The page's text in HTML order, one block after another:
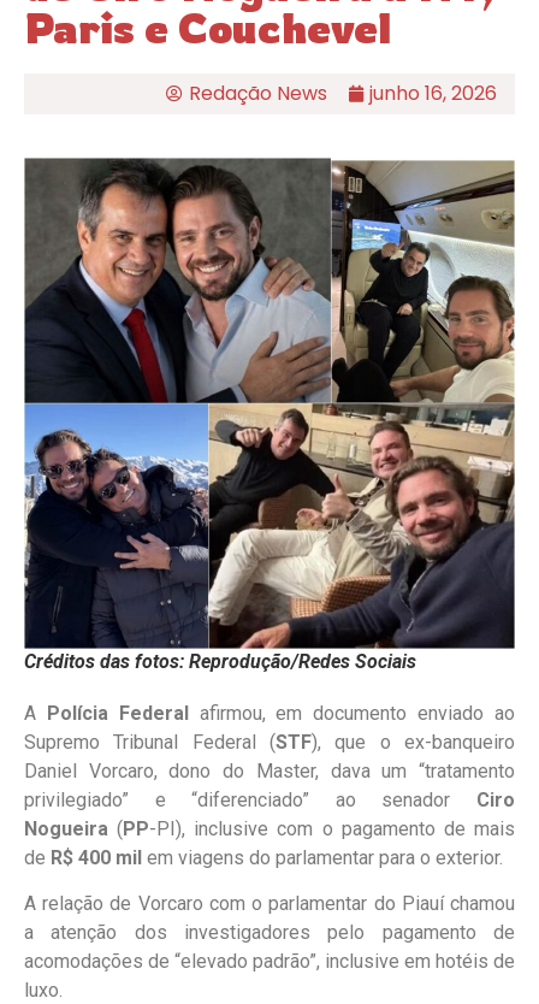
Paris e Couchevel
Redação News junho 16, 2026
Créditos das fotos: Reprodução/Redes Sociais
A Polícia Federalafirmou, em documento enviado ao
Supremo Tribunal Federal (STF), que o ex-banqueiro
Daniel Vorcaro, dono do Master, dava um “tratamento
privilegiado” e “diferenciado” ao senador Ciro
Nogueira (PP-PI), inclusive com o pagamento de mais
de R$ 400 mil em viagens do parlamentar para o exterior.
A relação de Vorcaro com o parlamentar do Piauí chamou
a atenção dos investigadores pelo pagamento de
acomodações de “elevado padrão”, inclusive em hotéis de
luxo.